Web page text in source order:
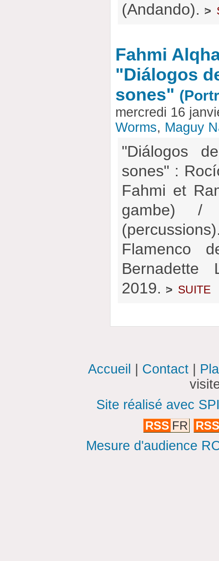
(Andando). >
Fahmi
"Diálogos
sones"
mercredi 16
Worms, Maguy
"Diálogos
sones" :
Fahmi et
gambe) /
Flamenco
Bernadette
2019. > suite
Accueil Contact
Site réalisé avec
RSS FR RSS
Mesure d'audience